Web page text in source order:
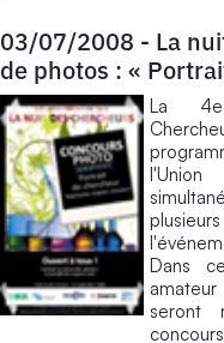
03/07/2008 - La
de photos : «
La
Dans
seront